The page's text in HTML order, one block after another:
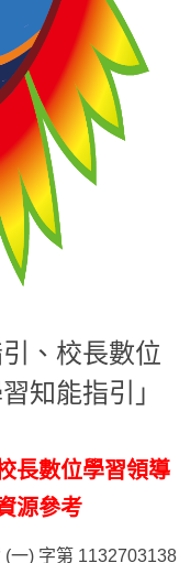
、校長數位
知能指引」
長數位學習領導
源參考
一) 字第 1132703138